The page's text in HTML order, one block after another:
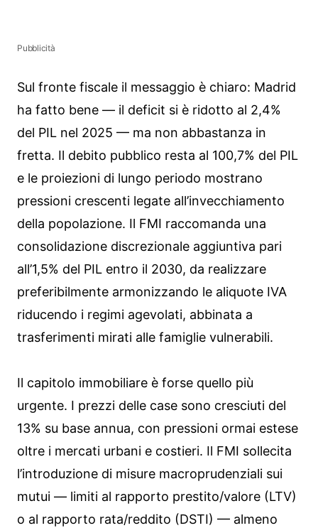
Pubblicità
Sul fronte fiscale il messaggio è chiaro: Madrid
ha fatto bene — il deficit si è ridotto al 2,4%
del PIL nel 2025 — ma non abbastanza in
fretta. Il debito pubblico resta al 100,7% del PIL
e le proiezioni di lungo periodo mostrano
pressioni crescenti legate all’invecchiamento
della popolazione. Il FMI raccomanda una
consolidazione discrezionale aggiuntiva pari
all’1,5% del PIL entro il 2030, da realizzare
preferibilmente armonizzando le aliquote IVA
riducendo i regimi agevolati, abbinata a
trasferimenti mirati alle famiglie vulnerabili.
Il capitolo immobiliare è forse quello più
urgente. I prezzi delle case sono cresciuti del
13% su base annua, con pressioni ormai estese
oltre i mercati urbani e costieri. Il FMI sollecita
l’introduzione di misure macroprudenziali sui
mutui — limiti al rapporto prestito/valore (LTV)
o al rapporto rata/reddito (DSTI) — almeno